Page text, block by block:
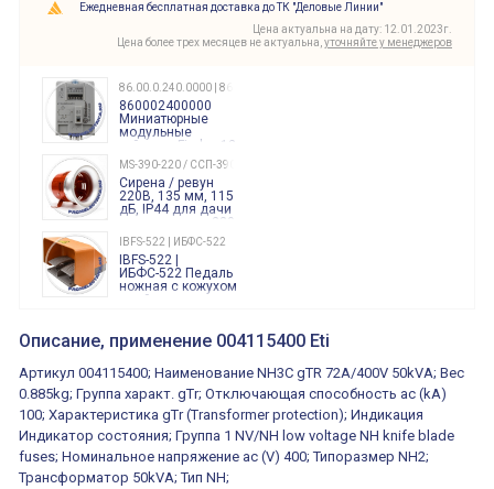
Ежедневная бесплатная доставка до ТК "Деловые Линии"
Цена актуальна на дату: 12.01.2023г.
Цена более трех месяцев не актуальна, уточняйте у менеджеров
86.00.0.240.0000 | 860002400000
860002400000
Миниатюрные
модульные
таймеры Finder, 12-
240 Вольт AC/DC
Finder
86.00.0.240.0000
MS-390-220 / ССП-390 220В
Сирена / ревун
220В, 135 мм, 115
дБ, IP44 для дачи
производства 220
Вольт звук ситены
"пожарная
тревога"
IBFS-522 | ИБФС-522
IBFS-522 |
ИБФС-522 Педаль
ножная с кожухом
двойная,
15Ампер 250В
XVR13M05L
Маячок
оранжевый
230VAC 130мм
ВКН8108
ВКН8108
Концевой
выключатель /
выключатель
алюминиевый
800202300000С | 80 02 0 230 0000 С
Описание, применение 004115400 Eti
Артикул 004115400; Наименование NH3C gTR 72A/400V 50kVA; Вес
0.885kg; Группа характ. gTr; Отключающая способность ac (kA)
100; Характеристика gTr (Transformer protection); Индикация
Индикатор состояния; Группа 1 NV/NH low voltage NH knife blade
fuses; Номинальное напряжение ac (V) 400; Типоразмер NH2;
Трансформатор 50kVA; Тип NH;